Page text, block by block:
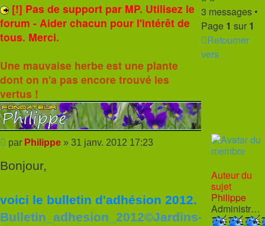
[!] Pas de support par MP. Utilisez le
forum - Aider chacun pour l'intérêt de
tous. Merci.
Une mauvaise herbe est une plante
dont on n'a pas encore trouvé les
vertus !
Message
par Philippe » 31 janv. 2012 17:23
Bonjour,
voici le bulletin d'adhésion 2012.
Bulletin_adhesion_2012©Jardins-
Auteur du
sujet
Philippe
Administrateur
3 messages •
Page 1 sur 1
Retourner
vers